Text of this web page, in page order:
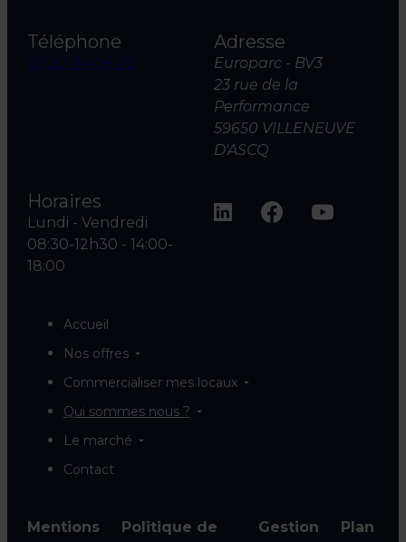
Téléphone
03 20 04 06 00
Adresse
Europarc - BV3
23 rue de la
Performance
59650 VILLENEUVE
D'ASCQ
Horaires
Lundi - Vendredi
08:30-12h30 - 14:00-
18:00
Accueil
Nos offres
Commercialiser mes locaux
Qui sommes nous ?
Le marché
Contact
Mentions
Politique de
Gestion
Plan